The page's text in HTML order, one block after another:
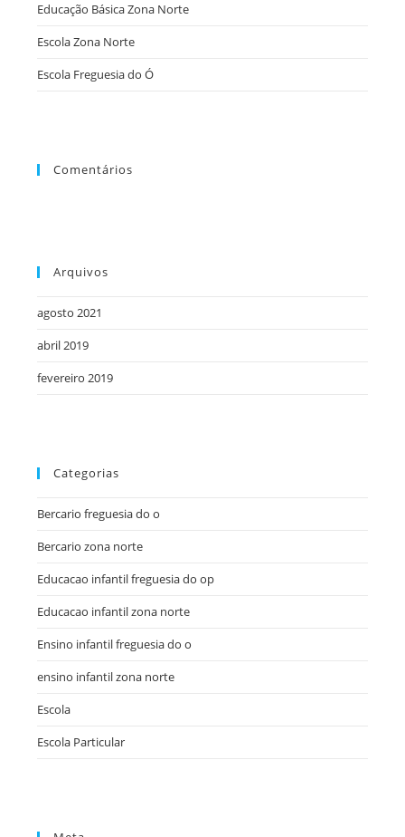
Educação Básica Zona Norte
Escola Zona Norte
Escola Freguesia do Ó
Comentários
Arquivos
agosto 2021
abril 2019
fevereiro 2019
Categorias
Bercario freguesia do o
Bercario zona norte
Educacao infantil freguesia do op
Educacao infantil zona norte
Ensino infantil freguesia do o
ensino infantil zona norte
Escola
Escola Particular